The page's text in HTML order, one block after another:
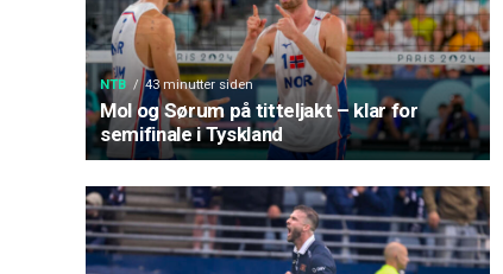
NTB 43 minutter siden
Mol og Sørum på titteljakt – klar for
semifinale i Tyskland